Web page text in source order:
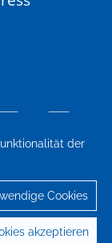
der
Cookies
akzeptieren